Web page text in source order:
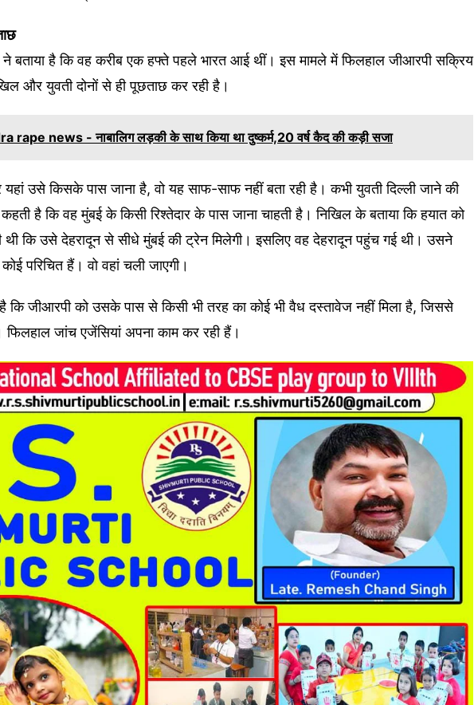
ने बताया है कि वह करीब एक हफ्ते पहले भारत आई थीं। इस मामले में फिलहाल जीआरपी सक्रिय
और युवती दोनों से ही पूछताछ कर रही है।
rape news - नाबालिग लड़की के साथ किया था दुष्कर्म,20 वर्ष कैद की कड़ी सजा
उसे किसके पास जाना है, वो यह साफ-साफ नहीं बता रही है। कभी युवती दिल्ली जाने की
है कि वह मुंबई के किसी रिश्तेदार के पास जाना चाहती है। निखिल के बताया कि हयात को
कि उसे देहरादून से सीधे मुंबई की ट्रेन मिलेगी। इसलिए वह देहरादून पहुंच गई थी। उसने
परिचित हैं। वो वहां चली जाएगी।
है कि जीआरपी को उसके पास से किसी भी तरह का कोई भी वैध दस्तावेज नहीं मिला है, जिससे
जांच एजेंसियां अपना काम कर रही हैं।